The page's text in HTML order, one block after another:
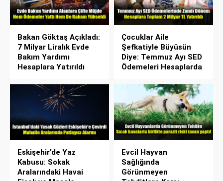
Bakan Göktaş Açıkladı:
7 Milyar Liralık Evde
Bakım Yardımı
Hesaplara Yatırıldı
Çocuklar Aile
Şefkatiyle Büyüsün
Diye: Temmuz Ayı SED
Ödemeleri Hesaplarda
Eskişehir’de Yaz
Kabusu: Sokak
Aralarındaki Havai
Evcil Hayvan
Sağlığında
Görünmeyen